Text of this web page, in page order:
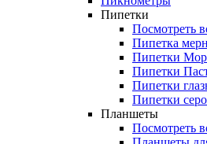
Пипетки
Посмотреть
Пипетка
Пипетки
Пипетки
Пипетки
Пипетки
Планшеты
Посмотреть